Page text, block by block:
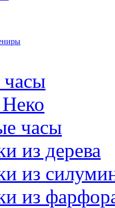
часы
часы
из дерева
из
из